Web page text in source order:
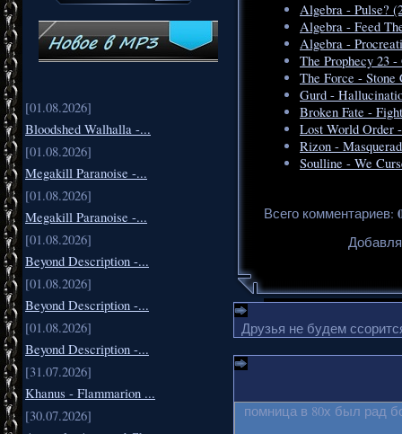
[01.08.2026]
Bloodshed Walhalla -...
[01.08.2026]
Megakill Paranoise -...
[01.08.2026]
Megakill Paranoise -...
[01.08.2026]
Beyond Description -...
[01.08.2026]
Beyond Description -...
[01.08.2026]
Beyond Description -...
[31.07.2026]
Khanus - Flammarion ...
[30.07.2026]
Algebra - Pulse?
Algebra - Feed
Algebra -
The Prophecy 23
The Force - Stone
Gurd -
Broken Fate -
Lost World Order
Rizon -
Soulline - We
Всего комментариев:
Друзья не будем
помница в 80х был рад